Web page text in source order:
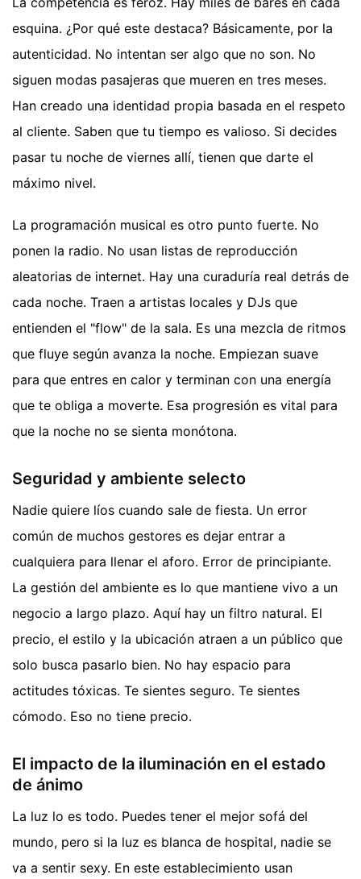
esquina. ¿Por qué este destaca? Básicamente, por la
autenticidad. No intentan ser algo que no son. No
siguen modas pasajeras que mueren en tres meses.
Han creado una identidad propia basada en el respeto
al cliente. Saben que tu tiempo es valioso. Si decides
pasar tu noche de viernes allí, tienen que darte el
máximo nivel.
La programación musical es otro punto fuerte. No
ponen la radio. No usan listas de reproducción
aleatorias de internet. Hay una curaduría real detrás de
cada noche. Traen a artistas locales y DJs que
entienden el "flow" de la sala. Es una mezcla de ritmos
que fluye según avanza la noche. Empiezan suave
para que entres en calor y terminan con una energía
que te obliga a moverte. Esa progresión es vital para
que la noche no se sienta monótona.
Seguridad y ambiente selecto
Nadie quiere líos cuando sale de fiesta. Un error
común de muchos gestores es dejar entrar a
cualquiera para llenar el aforo. Error de principiante.
La gestión del ambiente es lo que mantiene vivo a un
negocio a largo plazo. Aquí hay un filtro natural. El
precio, el estilo y la ubicación atraen a un público que
solo busca pasarlo bien. No hay espacio para
actitudes tóxicas. Te sientes seguro. Te sientes
cómodo. Eso no tiene precio.
El impacto de la iluminación en el estado
de ánimo
La luz lo es todo. Puedes tener el mejor sofá del
mundo, pero si la luz es blanca de hospital, nadie se
va a sentir sexy. En este establecimiento usan